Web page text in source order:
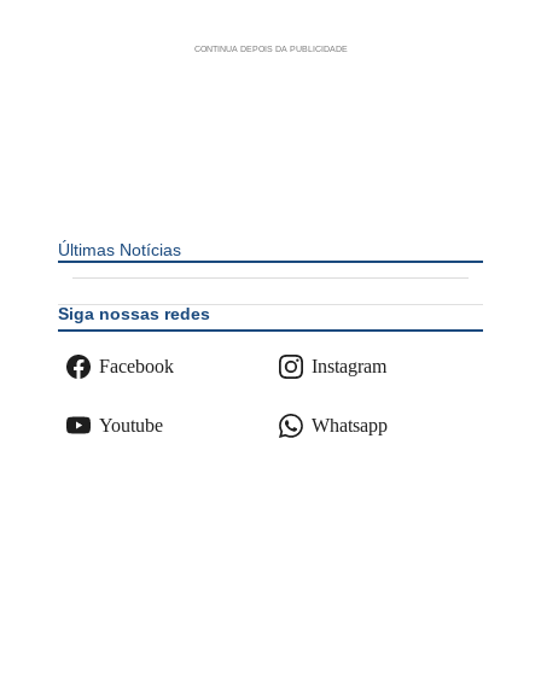
Últimas Notícias
Siga nossas redes
Facebook Instagram
Youtube Whatsapp